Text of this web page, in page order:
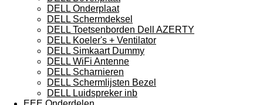
DELL Onderplaat
DELL Schermdeksel
DELL Toetsenborden Dell AZERTY
DELL Koeler's + Ventilator
DELL Simkaart Dummy
DELL WiFi Antenne
DELL Scharnieren
DELL Schermlijsten Bezel
DELL Luidspreker inb